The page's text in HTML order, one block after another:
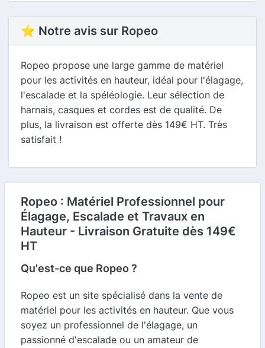
⭐ Notre avis sur Ropeo
Ropeo propose une large gamme de matériel
pour les activités en hauteur, idéal pour l'élagage,
l'escalade et la spéléologie. Leur sélection de
harnais, casques et cordes est de qualité. De
plus, la livraison est offerte dès 149€ HT. Très
satisfait !
Ropeo : Matériel Professionnel pour
Élagage, Escalade et Travaux en
Hauteur - Livraison Gratuite dès 149€
HT
Qu'est-ce que Ropeo ?
Ropeo est un site spécialisé dans la vente de
matériel pour les activités en hauteur. Que vous
soyez un professionnel de l'élagage, un
passionné d'escalade ou un amateur de